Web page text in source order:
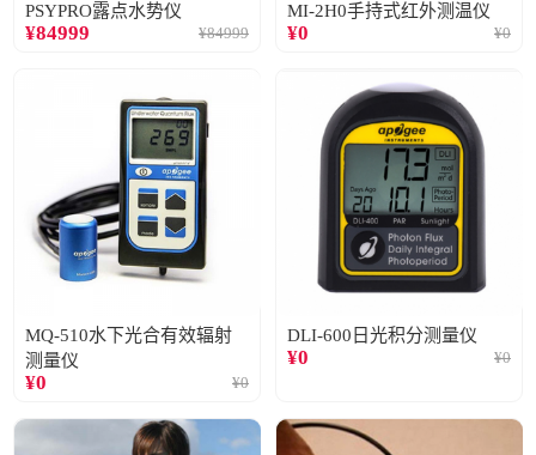
PSYPRO露点水势仪
¥84999 ¥84999
MI-2H0手持式红外测温仪
¥0 ¥0
MQ-510水下光合有效辐射
测量仪
¥0 ¥0
DLI-600日光积分测量仪
¥0 ¥0